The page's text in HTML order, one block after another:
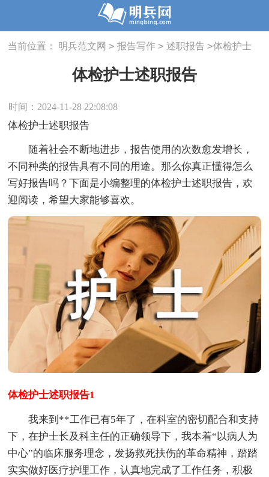
当前位置： 明兵范文网 > 报告写作 > 述职报告 >体检护士
体检护士述职报告
时间：2024-11-28 22:08:08
体检护士述职报告
随着社会不断地进步，报告使用的次数愈发增长，
不同种类的报告具有不同的用途。那么你真正懂得怎么
写好报告吗？下面是小编整理的体检护士述职报告，欢
迎阅读，希望大家能够喜欢。
体检护士述职报告1
我来到**工作已有5年了，在科室的密切配合和支持
下，在护士长及科主任的正确领导下，我本着“以病人为
中心”的临床服务理念，发扬救死扶伤的革命精神，踏踏
实实做好医疗护理工作，认真地完成了工作任务，积极